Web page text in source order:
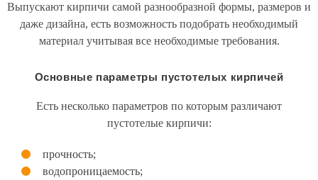
Выпускают кирпичи самой разнообразной формы, размеров и
даже дизайна, есть возможность подобрать необходимый
материал учитывая все необходимые требования.
Основные параметры пустотелых кирпичей
Есть несколько параметров по которым различают
пустотелые кирпичи:
прочность;
водопроницаемость;